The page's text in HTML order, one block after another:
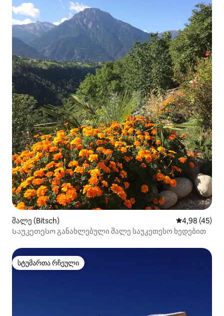
შალე (Bitsch) საშუალო
4,98 (45)
Საუკეთესო განახლებული შალე საუკეთესო ხედებით
სტუმართა რჩეული
სტუმართა რჩეული